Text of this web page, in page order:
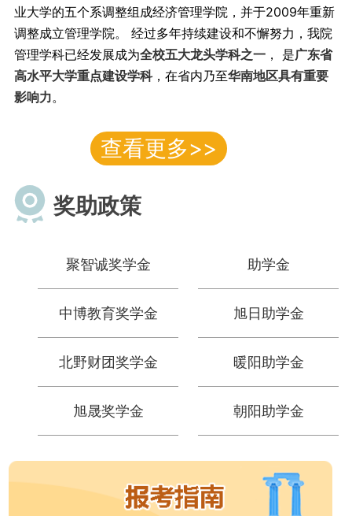
业大学的五个系调整组成经济管理学院，并于2009年重新
调整成立管理学院。 经过多年持续建设和不懈努力，我院
管理学科已经发展成为全校五大龙头学科之一， 是广东省
高水平大学重点建设学科，在省内乃至华南地区具有重要
影响力。
查看更多>>
奖助政策
聚智诚奖学金 助学金
中博教育奖学金 旭日助学金
北野财团奖学金 暖阳助学金
旭晟奖学金 朝阳助学金